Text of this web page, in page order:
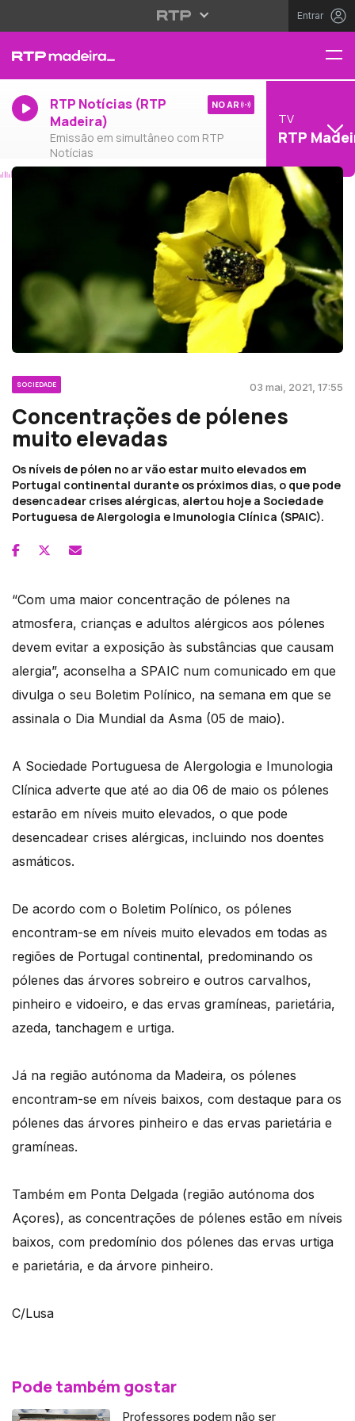
Entrar
RTP Notícias (RTP
Madeira)
Emissão em simultâneo com RTP
Notícias
NO AR
TV
RTP
SOCIEDADE 03 mai, 2021, 17:55
Concentrações de pólenes
muito elevadas
Os níveis de pólen no ar vão estar muito elevados em
Portugal continental durante os próximos dias, o que pode
desencadear crises alérgicas, alertou hoje a Sociedade
Portuguesa de Alergologia e Imunologia Clínica (SPAIC).
“Com uma maior concentração de pólenes na
atmosfera, crianças e adultos alérgicos aos pólenes
devem evitar a exposição às substâncias que causam
alergia”, aconselha a SPAIC num comunicado em que
divulga o seu Boletim Polínico, na semana em que se
assinala o Dia Mundial da Asma (05 de maio).
A Sociedade Portuguesa de Alergologia e Imunologia
Clínica adverte que até ao dia 06 de maio os pólenes
estarão em níveis muito elevados, o que pode
desencadear crises alérgicas, incluindo nos doentes
asmáticos.
De acordo com o Boletim Polínico, os pólenes
encontram-se em níveis muito elevados em todas as
regiões de Portugal continental, predominando os
pólenes das árvores sobreiro e outros carvalhos,
pinheiro e vidoeiro, e das ervas gramíneas, parietária,
azeda, tanchagem e urtiga.
Já na região autónoma da Madeira, os pólenes
encontram-se em níveis baixos, com destaque para os
pólenes das árvores pinheiro e das ervas parietária e
gramíneas.
Também em Ponta Delgada (região autónoma dos
Açores), as concentrações de pólenes estão em níveis
baixos, com predomínio dos pólenes das ervas urtiga
e parietária, e da árvore pinheiro.
C/Lusa
Pode também gostar
Professores podem não ser